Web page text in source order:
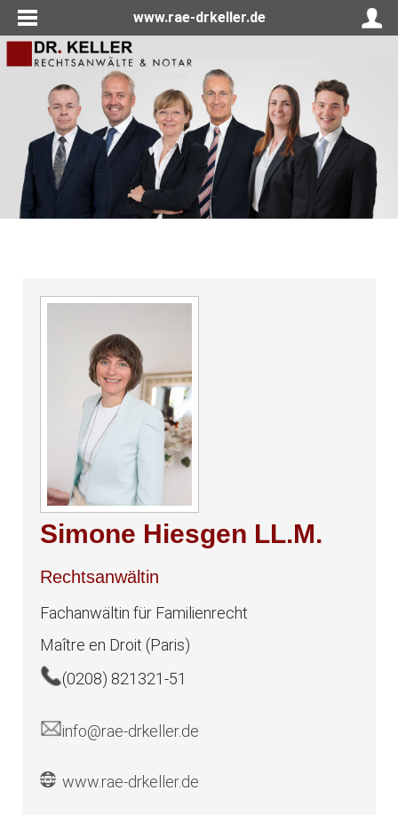
www.rae-drkeller.de
Simone Hiesgen LL.M.
Rechtsanwältin
Fachanwältin für Familienrecht
Maître en Droit (Paris)
(0208) 821321-51
info@rae-drkeller.de
www.rae-drkeller.de